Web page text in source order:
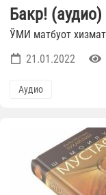
Бакр! (аудио)
ЎМИ матбуот
21.01.2022
Аудио